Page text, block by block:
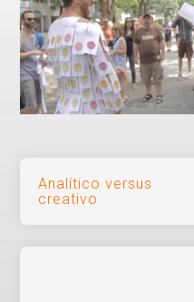
Navegación
de
entradas
Analítico versus
creativo